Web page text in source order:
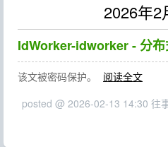
2026年2
IdWorker-idworker - 分布
该文被密码保护。
阅读全文
posted @ 2026-02-13 14:30 往